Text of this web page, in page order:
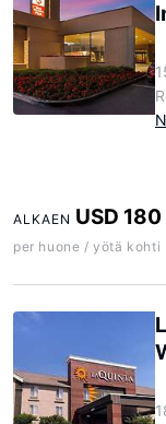
ALKAEN USD 180
per huone / yötä kohti